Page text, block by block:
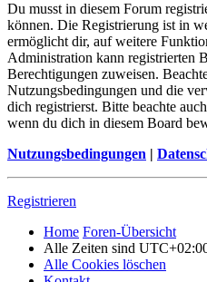
Du musst in diesem Forum
können. Die Registrierung ist in
ermöglicht dir, auf weitere
Administration kann registrierten
Berechtigungen zuweisen.
Nutzungsbedingungen und die
dich registrierst. Bitte beachte
wenn du dich in diesem Board
Nutzungsbedingungen |
Registrieren
Home Foren-Übersicht
Alle Zeiten sind
Alle Cookies löschen